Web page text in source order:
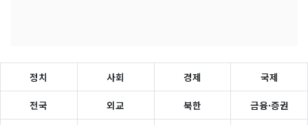
정치 사회 경제 국제
전국 외교 북한 금융·증권